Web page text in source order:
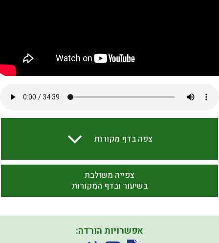
צפה בדף מקורות
צפייה משולבת
בשיעור ובדף המקורות
אפשרויות הורדה: